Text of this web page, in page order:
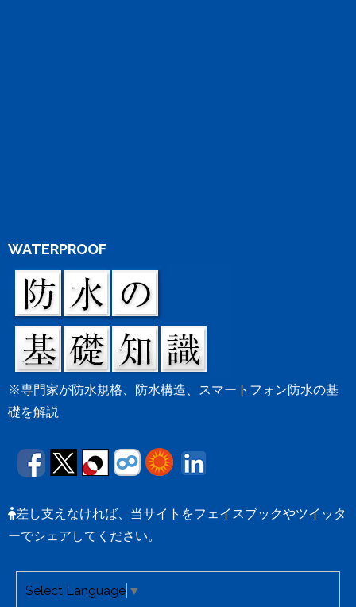
WATERPROOF
※専門家が防水規格、防水構造、スマートフォン防水の基
礎を解説
差し支えなければ、当サイトをフェイスブックやツイッタ
ーでシェアしてください。
Select Language ▼